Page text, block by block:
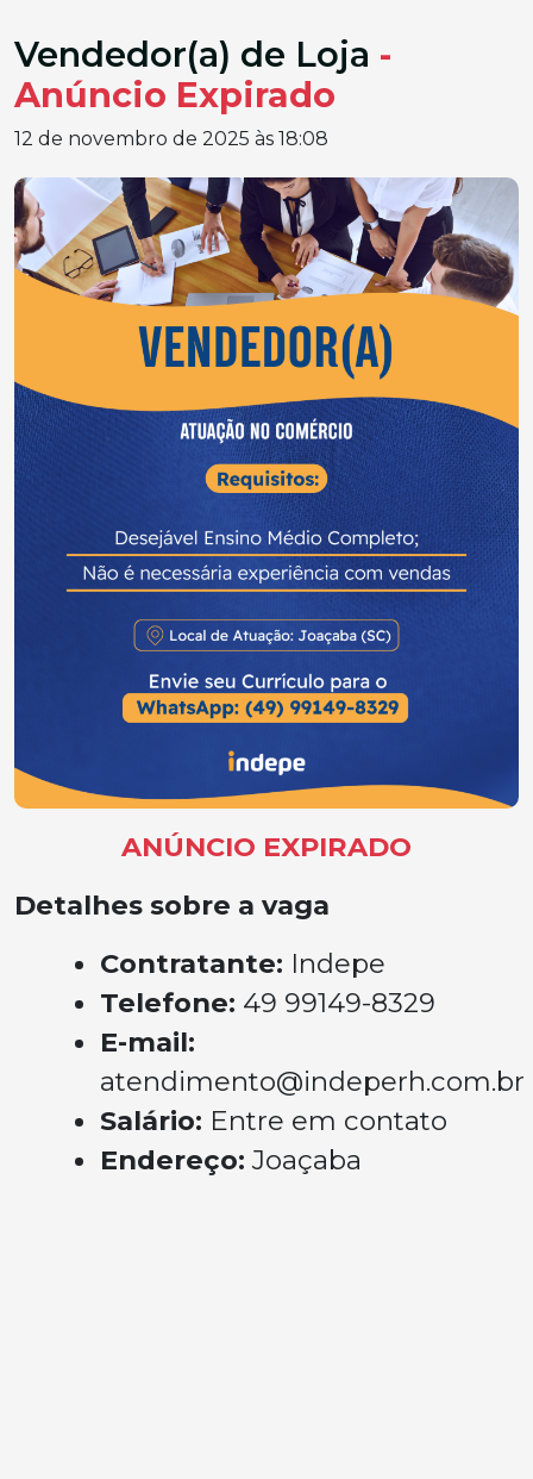
Vendedor(a) de Loja -
Anúncio Expirado
12 de novembro de 2025 às 18:08
ANÚNCIO EXPIRADO
Detalhes sobre a vaga
Contratante: Indepe
Telefone: 49 99149-8329
E-mail:
atendimento@indeperh.com.br
Salário: Entre em contato
Endereço: Joaçaba